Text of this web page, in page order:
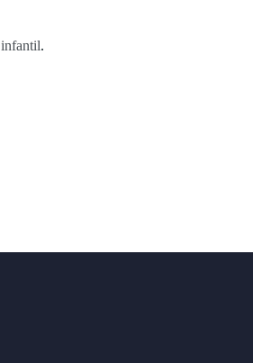
.